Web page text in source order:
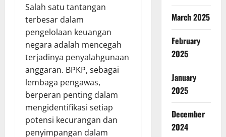
Salah satu tantangan
terbesar dalam
pengelolaan keuangan
negara adalah mencegah
terjadinya penyalahgunaan
anggaran. BPKP, sebagai
lembaga pengawas,
berperan penting dalam
mengidentifikasi setiap
potensi kecurangan dan
penyimpangan dalam
March 2025
February
2025
January
2025
December
2024